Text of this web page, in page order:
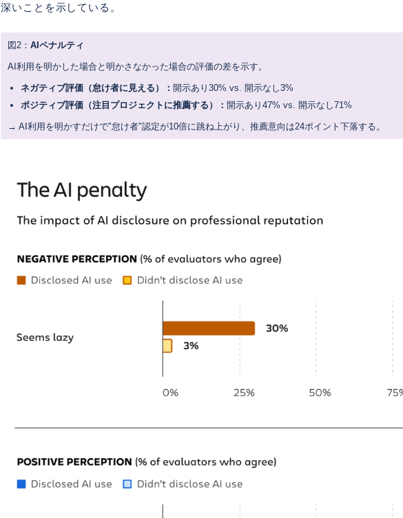
深いことを示している。
図2： AIペナルティ
AI利用を明かした場合と明かさなかった場合の評価の差を示す。
ネガティブ評価（怠け者に見える）： 開示あり30% vs. 開示なし3%
ポジティブ評価（注目プロジェクトに推薦する）：開示あり47% vs. 開示なし71%
→ AI利用を明かすだけで"怠け者"認定が10倍に跳ね上がり、推薦意向は24ポイント下落する。